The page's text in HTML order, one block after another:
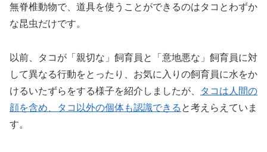
無脊椎動物で、道具を使うことができるのはタコとわずか
な昆虫だけです。
以前、タコが「親切な」飼育員と「意地悪な」飼育員に対
して異なる行動をとったり、お気に入りの飼育員に水をか
けるいたずらをする様子を紹介しましたが、
タコは人間の
顔を含め、タコ以外の個体も認識できる と考えらえていま
す。